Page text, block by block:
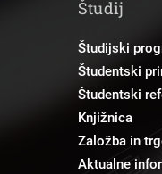
Študij
Študijski
Študentski
Študentski
Knjižnica
Založba in
Aktualne